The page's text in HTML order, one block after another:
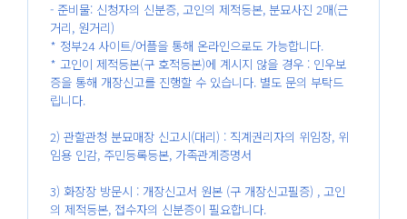
- 준비물: 신청자의 신분증, 고인의 제적등본, 분묘사진 2매(근
거리, 원거리)
* 정부24 사이트/어플을 통해 온라인으로도 가능합니다.
* 고인이 제적등본(구 호적등본)에 계시지 않을 경우 : 인우보
증을 통해 개장신고를 진행할 수 있습니다. 별도 문의 부탁드
립니다.
2) 관할관청 분묘매장 신고시(대리) : 직계권리자의 위임장, 위
임용 인감, 주민등록등본, 가족관계증명서
3) 화장장 방문시 : 개장신고서 원본 (구 개장신고필증) , 고인
의 제적등본, 접수자의 신분증이 필요합니다.